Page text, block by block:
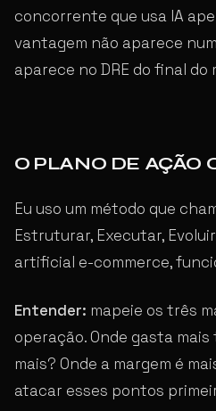
concorrente que usa IA
vantagem não aparece
aparece no DRE do final do
O PLANO DE AÇÃO
Eu uso um método que
Estruturar, Executar,
artificial e-commerce,
Entender: mapeie os três
operação. Onde gasta
mais? Onde a margem é
atacar esses pontos